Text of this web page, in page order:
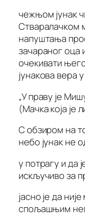
чежњом јунак
Стваралачком
напуштања
зачараног оца
очекивати
јунакова вера
„У праву је
(Мачка која је
С обзиром на
небо јунак не
у потрагу и да
искључиво за
јасно је да
спољашњим